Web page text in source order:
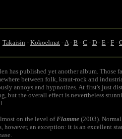
Takaisin - Kokoelmat -A- B - C - D - E - F -
has published yet another album.
between folk, kraut-rock and
annoys and hypnotizes. At first's just
but the overall effect is nevertheless
on the level ofFlamme (2003).
an exception: it is an excellent